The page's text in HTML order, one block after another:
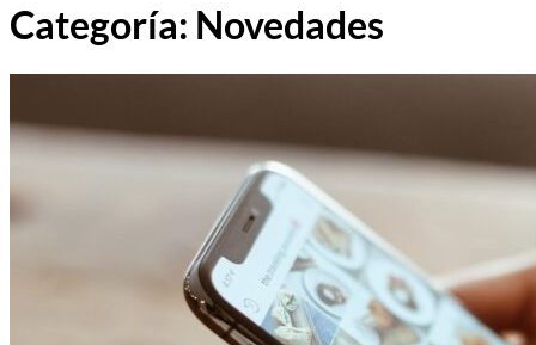
Categoría: Novedades